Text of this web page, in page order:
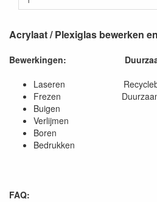
Acrylaat / Plexiglas bewerken
Bewerkingen:
Laseren
Frezen Duurzaam
Buigen
Verlijmen
Boren
Bedrukken
FAQ: